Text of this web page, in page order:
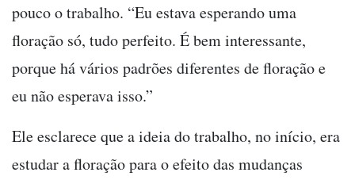
pouco o trabalho. “Eu estava esperando uma
floração só, tudo perfeito. É bem interessante,
porque há vários padrões diferentes de floração e
eu não esperava isso.”
Ele esclarece que a ideia do trabalho, no início, era
estudar a floração para o efeito das mudanças